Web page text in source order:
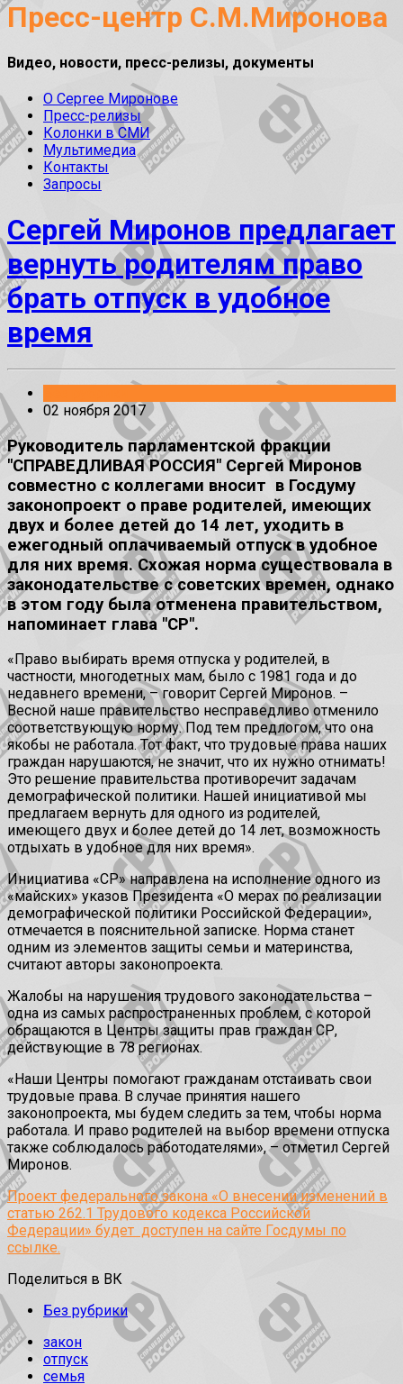
Пресс-центр С.М.Миронова
Видео, новости, пресс-релизы, документы
О Сергее Миронове
Пресс-релизы
Колонки в СМИ
Мультимедиа
Контакты
Запросы
Сергей Миронов предлагает
вернуть родителям право
брать отпуск в удобное
время
02 ноября 2017
Руководитель парламентской фракции
"СПРАВЕДЛИВАЯ РОССИЯ" Сергей Миронов
совместно с коллегами вносит в Госдуму
законопроект о праве родителей, имеющих
двух и более детей до 14 лет, уходить в
ежегодный оплачиваемый отпуск в удобное
для них время. Схожая норма существовала в
законодательстве с советских времен, однако
в этом году была отменена правительством,
напоминает глава "СР".
«Право выбирать время отпуска у родителей, в
частности, многодетных мам, было с 1981 года и до
недавнего времени, – говорит Сергей Миронов. –
Весной наше правительство несправедливо отменило
соответствующую норму. Под тем предлогом, что она
якобы не работала. Тот факт, что трудовые права наших
граждан нарушаются, не значит, что их нужно отнимать!
Это решение правительства противоречит задачам
демографической политики. Нашей инициативой мы
предлагаем вернуть для одного из родителей,
имеющего двух и более детей до 14 лет, возможность
отдыхать в удобное для них время».
Инициатива «СР» направлена на исполнение одного из
«майских» указов Президента «О мерах по реализации
демографической политики Российской Федерации»,
отмечается в пояснительной записке. Норма станет
одним из элементов защиты семьи и материнства,
считают авторы законопроекта.
Жалобы на нарушения трудового законодательства –
одна из самых распространенных проблем, с которой
обращаются в Центры защиты прав граждан СР,
действующие в 78 регионах.
«Наши Центры помогают гражданам отстаивать свои
трудовые права. В случае принятия нашего
законопроекта, мы будем следить за тем, чтобы норма
работала. И право родителей на выбор времени отпуска
также соблюдалось работодателями», – отметил Сергей
Миронов.
Проект федерального закона «О внесении изменений в
статью 262.1 Трудового кодекса Российской
Федерации» будет доступен на сайте Госдумы по
ссылке.
Поделиться в ВК
Без рубрики
закон
отпуск
семья